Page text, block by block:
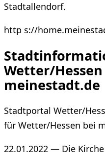
Stadtallendorf.
http s://
Wetter/
meinestadt.de
Stadtportal Wetter/
für Wetter/Hessen bei
22.01.2022 — Die